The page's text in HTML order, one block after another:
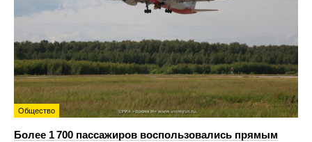
Общество
Более 1 700 пассажиров воспользовались прямым